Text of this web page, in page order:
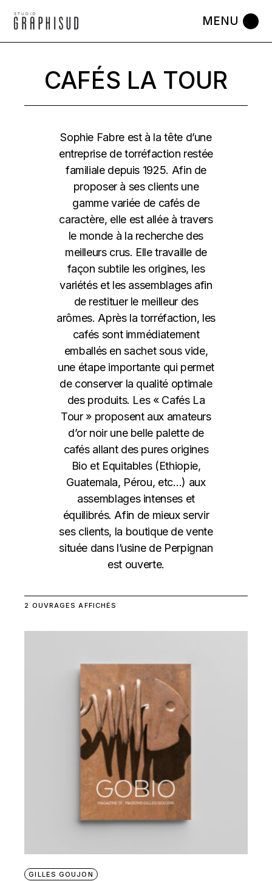
the
CAFÉS LA TOUR
Sophie Fabre est à la tête d’une
entreprise de torréfaction restée
familiale depuis 1925. Afin de
proposer à ses clients une
gamme variée de cafés de
caractère, elle est allée à travers
le monde à la recherche des
meilleurs crus. Elle travaille de
façon subtile les origines, les
variétés et les assemblages afin
de restituer le meilleur des
arômes. Après la torréfaction, les
cafés sont immédiatement
emballés en sachet sous vide,
une étape importante qui permet
de conserver la qualité optimale
des produits. Les « Cafés La
Tour » proposent aux amateurs
d’or noir une belle palette de
cafés allant des pures origines
Bio et Equitables (Ethiopie,
Guatemala, Pérou, etc…) aux
assemblages intenses et
équilibrés. Afin de mieux servir
ses clients, la boutique de vente
située dans l’usine de Perpignan
est ouverte.
2 OUVRAGES AFFICHÉS
GILLES GOUJON